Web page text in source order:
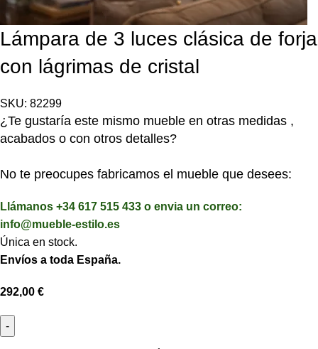
Lámpara de 3 luces clásica de forja
con lágrimas de cristal
SKU: 82299
¿Te gustaría este mismo mueble en otras medidas ,
acabados o con otros detalles?
No te preocupes fabricamos el mueble que desees:
Llámanos +34 617 515 433 o envia un correo:
info@mueble-estilo.es
Única en stock.
Envíos a toda España.
292,00 €